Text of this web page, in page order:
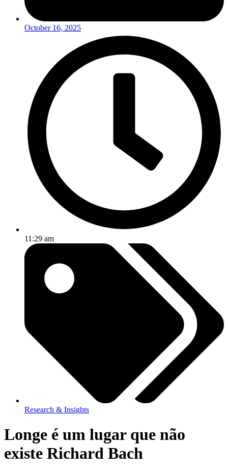
October 16, 2025
11:29 am
Research & Insights
Longe é um lugar que não
existe Richard Bach